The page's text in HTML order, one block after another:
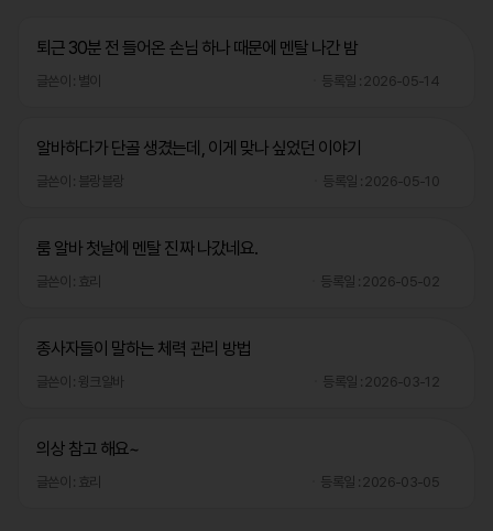
퇴근 30분 전 들어온 손님 하나 때문에 멘탈 나간 밤
글쓴이 : 별이 등록일 : 2026-05-14
알바하다가 단골 생겼는데, 이게 맞나 싶었던 이야기
글쓴이 : 블랑블랑 등록일 : 2026-05-10
룸 알바 첫날에 멘탈 진짜 나갔네요.
글쓴이 : 효리 등록일 : 2026-05-02
종사자들이 말하는 체력 관리 방법
글쓴이 : 윙크알바 등록일 : 2026-03-12
의상 참고 해요~
글쓴이 : 효리 등록일 : 2026-03-05